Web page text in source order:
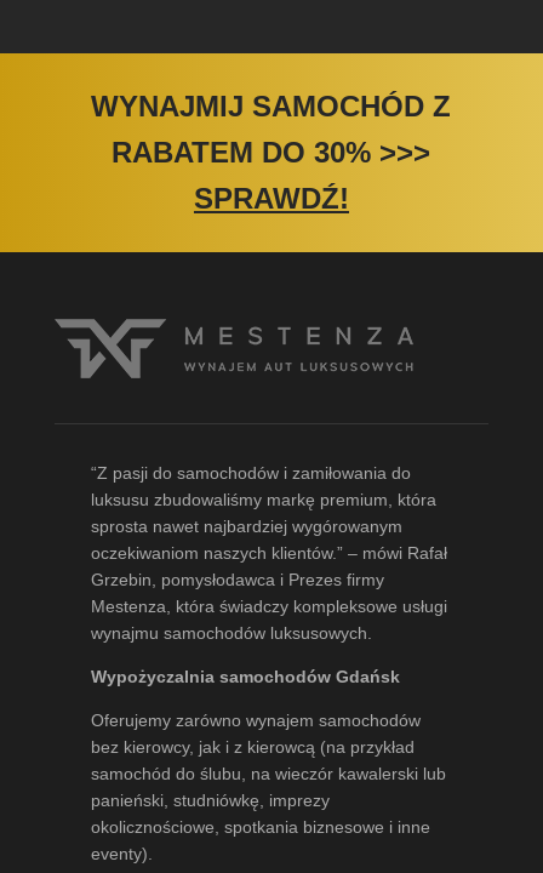
WYNAJMIJ SAMOCHÓD Z
RABATEM DO 30% >>>
SPRAWDŹ!
“Z pasji do samochodów i zamiłowania do
luksusu zbudowaliśmy markę premium, która
sprosta nawet najbardziej wygórowanym
oczekiwaniom naszych klientów.” – mówi Rafał
Grzebin, pomysłodawca i Prezes firmy
Mestenza, która świadczy kompleksowe usługi
wynajmu samochodów luksusowych.
Wypożyczalnia samochodów Gdańsk
Oferujemy zarówno wynajem samochodów
bez kierowcy, jak i z kierowcą (na przykład
samochód do ślubu, na wieczór kawalerski lub
panieński, studniówkę, imprezy
okolicznościowe, spotkania biznesowe i inne
eventy).